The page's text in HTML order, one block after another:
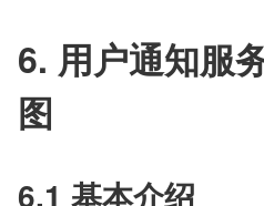
6. 用户通知服
图
6.1 基本介绍